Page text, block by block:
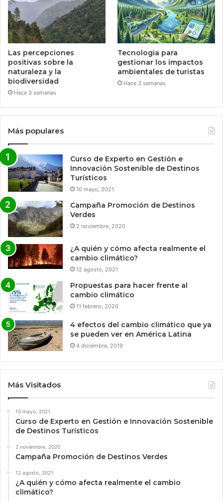
Las percepciones
positivas sobre la
naturaleza y la
biodiversidad
Hace 3 semanas
Tecnologia para
gestionar los impactos
ambientales de turistas
Hace 3 semanas
Más populares
Curso de Experto en Gestión e
Innovación Sostenible de Destinos
Turísticos
10 mayo, 2021
Campaña Promoción de Destinos
Verdes
2 noviembre, 2020
¿A quién y cómo afecta realmente el
cambio climático?
12 agosto, 2021
Propuestas para hacer frente al
cambio climático
11 febrero, 2020
4 efectos del cambio climático que ya
se pueden ver en América Latina
4 diciembre, 2019
Más Visitados
10 mayo, 2021
Curso de Experto en Gestión e Innovación Sostenible
de Destinos Turísticos
2 noviembre, 2020
Campaña Promoción de Destinos Verdes
12 agosto, 2021
¿A quién y cómo afecta realmente el cambio
climático?